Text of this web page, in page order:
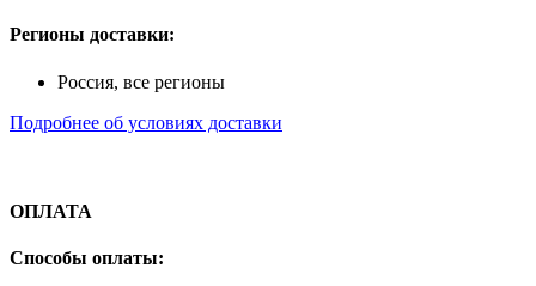
Регионы доставки:
Россия, все регионы
Подробнее об условиях доставки
ОПЛАТА
Способы оплаты: